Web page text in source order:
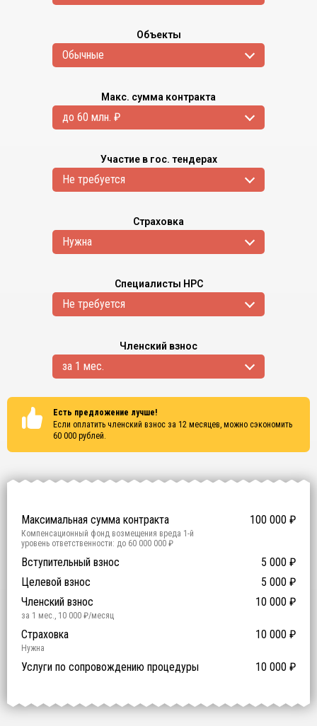
Объекты
Обычные
Макс. сумма контракта
до 60 млн. ₽
Участие в гос. тендерах
Не требуется
Страховка
Нужна
Специалисты НРС
Не требуется
Членский взнос
за 1 мес.
Есть предложение лучше!
Если оплатить членский взнос за 12 месяцев, можно сэкономить
60 000 рублей.
Сертификаты
Максимальная сумма контракта
100 000 ₽
Компенсационный фонд возмещения вреда 1 -й
уровень ответственности: до 60 000 000 ₽
Участие в гос. тендерах и аукционах 0 ₽
Компенсационный фонд договорных обязательств
й уровень ответственности:
Вступительный взнос 5 000 ₽
Целевой взнос
5 000 ₽
Членский взнос
10 000 ₽
за 1 мес., 10 000 ₽/месяц
Предоставление специалистов НРС 0 ₽
0₽ за человека
Сертификат ISO 9001 14 500 ₽
ISO 9001
Сертификат ISO 14001 14 500 ₽
ISO 14001
Сертификат OHSAS 18001 14 500 ₽
OHSAS 18001
Страховка 10 000 ₽
Нужна
Услуги по сопровождению процедуры 10 000 ₽